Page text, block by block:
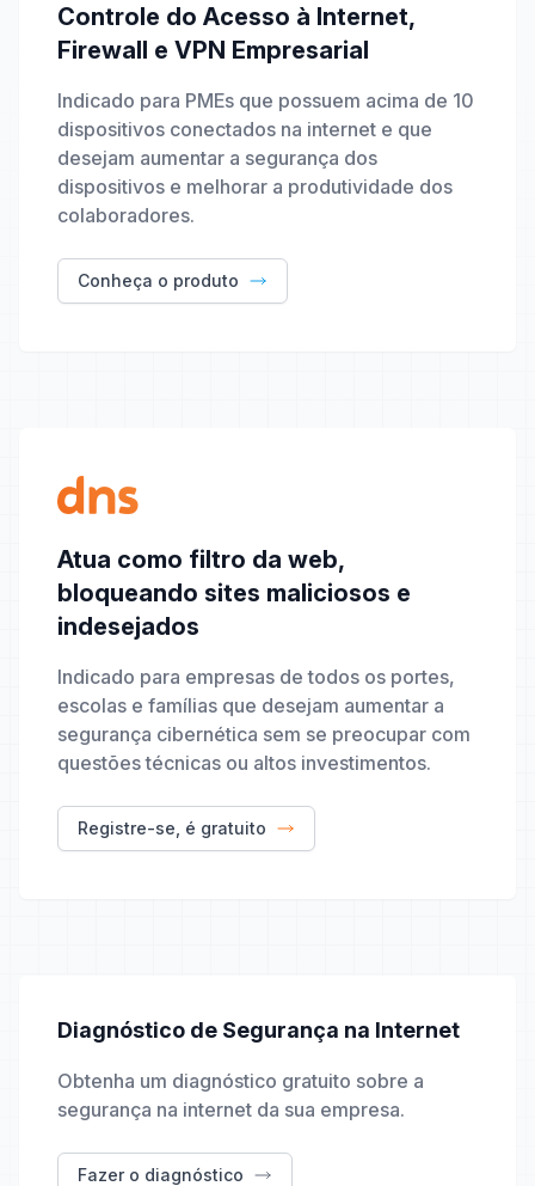
Controle do Acesso à Internet,
Firewall e VPN Empresarial
Indicado para PMEs que possuem acima de 10
dispositivos conectados na internet e que
desejam aumentar a segurança dos
dispositivos e melhorar a produtividade dos
colaboradores.
Conheça o produto
Atua como filtro da web,
bloqueando sites maliciosos e
indesejados
Indicado para empresas de todos os portes,
escolas e famílias que desejam aumentar a
segurança cibernética sem se preocupar com
questões técnicas ou altos investimentos.
Registre-se, é gratuito
Diagnóstico de Segurança na Internet
Obtenha um diagnóstico gratuito sobre a
segurança na internet da sua empresa.
Fazer o diagnóstico